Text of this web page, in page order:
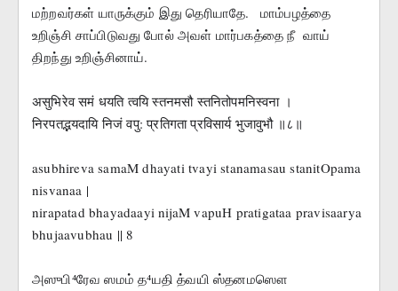
மற்றவர்கள் யாருக்கும் இது தெரியாதே.   மாம்பழத்தை
உறிஞ்சி சாப்பிடுவது போல் அவள் மார்பகத்தை நீ  வாய்
திறந்து உறிஞ்சினாய்.
असुभिरेव समं धयति त्वयि स्तनमसौ स्तनितोपमनिस्वना ।
निरपतद्भयदायि निजं वपु: प्रतिगता प्रविसार्य भुजावुभौ ॥८॥
asubhireva samaM dhayati tvayi stanamasau stanitOpama
nisvanaa |
nirapatad bhayadaayi nijaM vapuH pratigataa pravisaarya
bhujaavubhau || 8
அஸுபி⁴ரேவ ஸமம் த⁴யதி த்வயி ஸ்தனமஸௌ